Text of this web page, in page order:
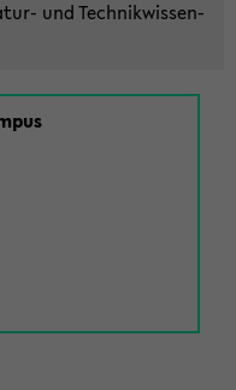
und Tech­nik­wis­sen­